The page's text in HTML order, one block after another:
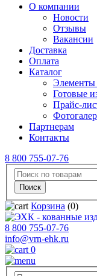
О компании
Новости
Отзывы
Вакансии
Доставка
Оплата
Каталог
Элементы
Готовые
Прайс-
Партнерам
Контакты
8 800 755-07-76
Корзина (0)
8 800 755-07-76
info@vrn-ehk.ru
0